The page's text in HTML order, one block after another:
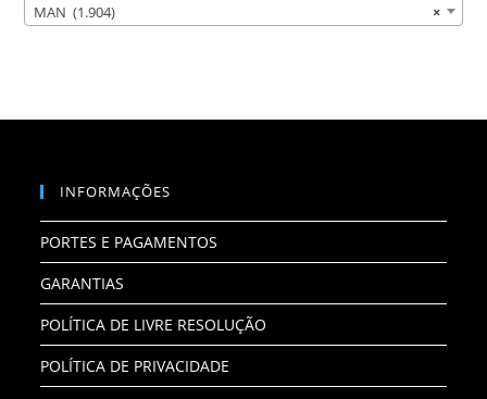
×
MAN (1.904)
INFORMAÇÕES
PORTES E PAGAMENTOS
GARANTIAS
POLÍTICA DE LIVRE RESOLUÇÃO
POLÍTICA DE PRIVACIDADE